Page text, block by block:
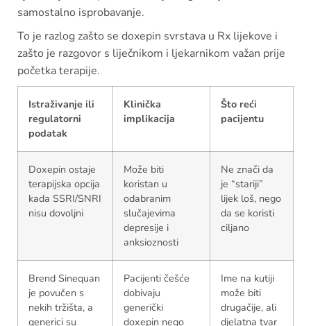
samostalno isprobavanje.
To je razlog zašto se doxepin svrstava u Rx lijekove i
zašto je razgovor s liječnikom i ljekarnikom važan prije
početka terapije.
Istraživanje ili
regulatorni
podatak
Klinička
implikacija
Što reći
pacijentu
Doxepin ostaje
terapijska opcija
kada SSRI/SNRI
nisu dovoljni
Može biti
koristan u
odabranim
slučajevima
depresije i
anksioznosti
Ne znači da
je “stariji”
lijek loš, nego
da se koristi
ciljano
Brend Sinequan
je povučen s
nekih tržišta, a
generici su
Pacijenti češće
dobivaju
generički
doxepin nego
Ime na kutiji
može biti
drugačije, ali
djelatna tvar